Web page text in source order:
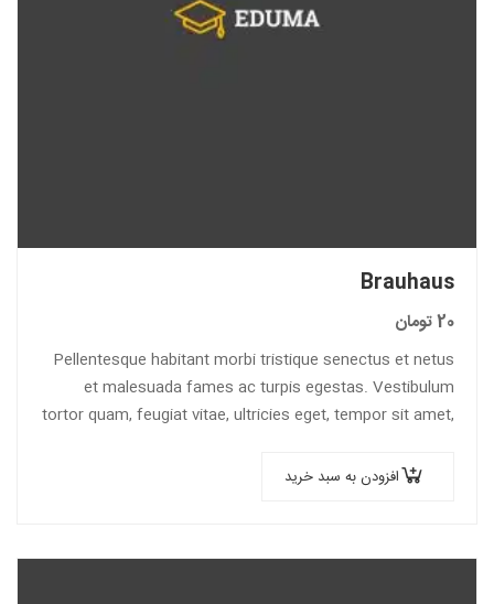
Brauhaus
20تومان
Pellentesque habitant morbi tristique senectus et netus
et malesuada fames ac turpis egestas. Vestibulum
tortor quam, feugiat vitae, ultricies eget, tempor sit amet,
افزودن به سبد خرید